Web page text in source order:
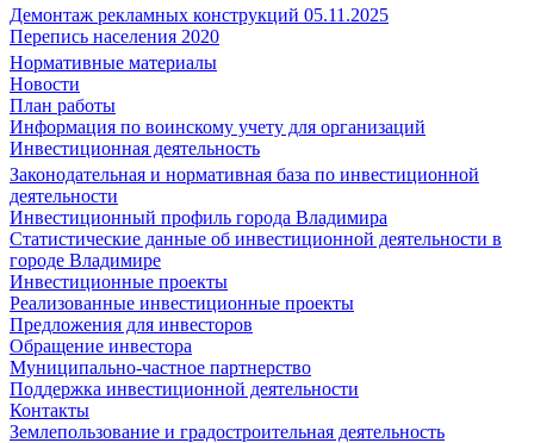
Демонтаж рекламных конструкций 05.11.2025
Перепись населения 2020
Нормативные материалы
Новости
План работы
Информация по воинскому учету для организаций
Инвестиционная деятельность
Законодательная и нормативная база по инвестиционной
деятельности
Инвестиционный профиль города Владимира
Статистические данные об инвестиционной деятельности в
городе Владимире
Инвестиционные проекты
Реализованные инвестиционные проекты
Предложения для инвесторов
Обращение инвестора
Муниципально-частное партнерство
Поддержка инвестиционной деятельности
Контакты
Землепользование и градостроительная деятельность